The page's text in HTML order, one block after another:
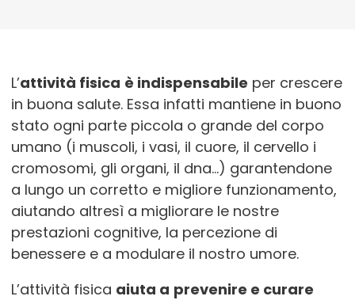
L’attività fisica è indispensabile per crescere
in buona salute. Essa infatti mantiene in buono
stato ogni parte piccola o grande del corpo
umano (i muscoli, i vasi, il cuore, il cervello i
cromosomi, gli organi, il dna…) garantendone
a lungo un corretto e migliore funzionamento,
aiutando altresì a migliorare le nostre
prestazioni cognitive, la percezione di
benessere e a modulare il nostro umore.
L’attività fisica aiuta a prevenire e curare